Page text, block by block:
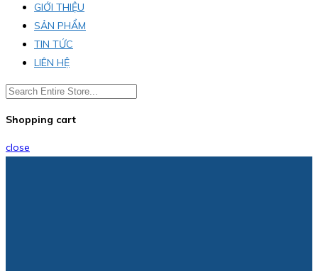
GIỚI THIỆU
SẢN PHẨM
TIN TỨC
LIÊN HỆ
Shopping cart
close